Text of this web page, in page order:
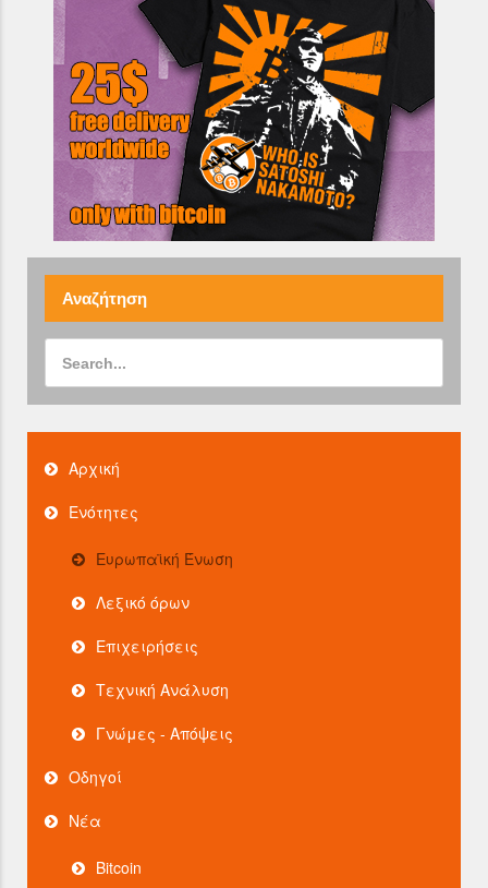
Αναζήτηση
Αρχική
Ενότητες
Ευρωπαϊκή Ένωση
Λεξικό όρων
Επιχειρήσεις
Τεχνική Ανάλυση
Γνώμες - Απόψεις
Οδηγοί
Νέα
Bitcoin